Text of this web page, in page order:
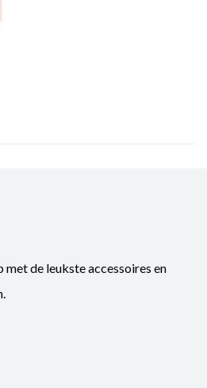
met de leukste accessoires en